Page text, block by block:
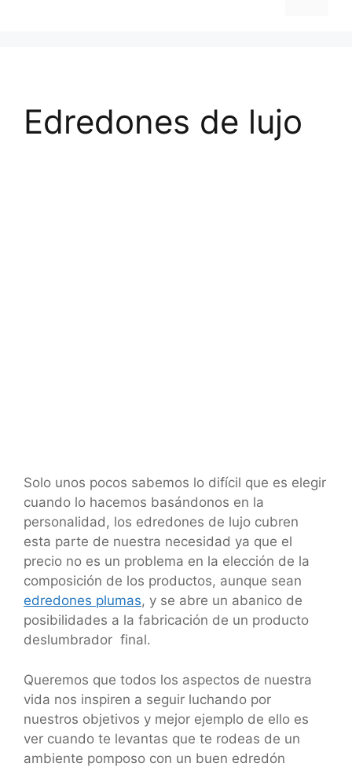
Edredones de lujo
Solo unos pocos sabemos lo difícil que es elegir
cuando lo hacemos basándonos en la
personalidad, los edredones de lujo cubren
esta parte de nuestra necesidad ya que el
precio no es un problema en la elección de la
composición de los productos, aunque sean
edredones plumas, y se abre un abanico de
posibilidades a la fabricación de un producto
deslumbrador final.
Queremos que todos los aspectos de nuestra
vida nos inspiren a seguir luchando por
nuestros objetivos y mejor ejemplo de ello es
ver cuando te levantas que te rodeas de un
ambiente pomposo con un buen edredón